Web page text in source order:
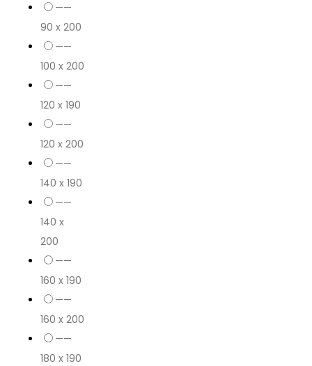
——
90 x 200
——
100 x 200
——
120 x 190
——
120 x 200
——
140 x 190
——
140 x
200
——
160 x 190
——
160 x 200
——
180 x 190